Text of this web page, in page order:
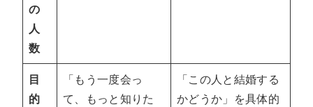
の
人
数
目
的
「もう一度会っ
て、もっと知りた
「この人と結婚する
かどうか」を具体的